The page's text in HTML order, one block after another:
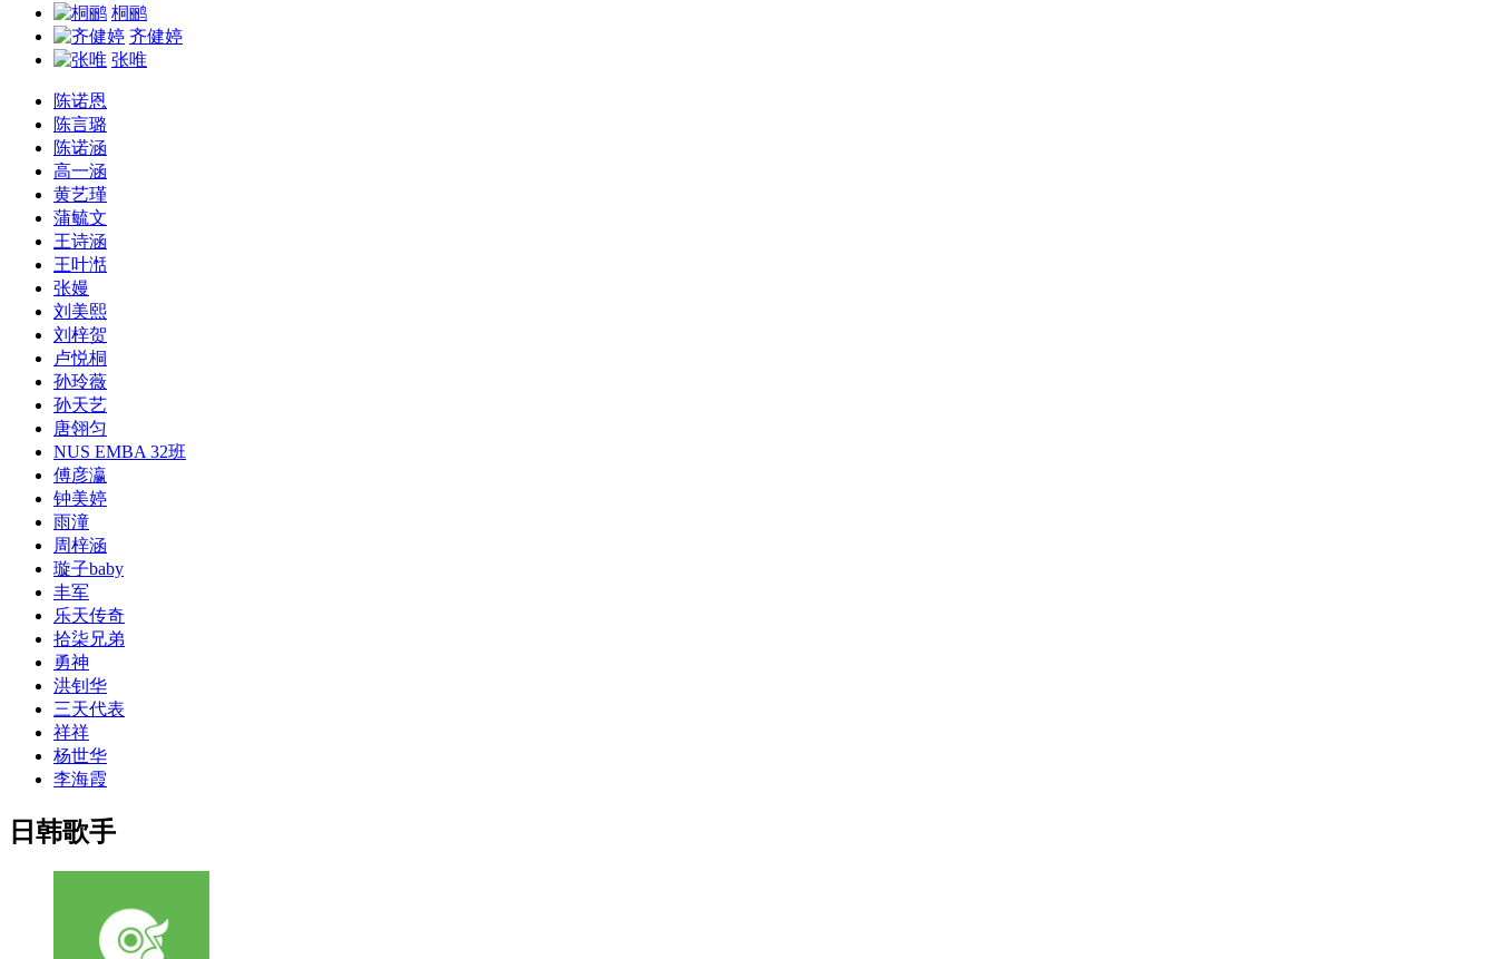
桐鹂
齐健婷
张唯
陈诺恩
陈言璐
陈诺涵
高一涵
黄艺瑾
蒲毓文
王诗涵
王叶湉
张嫚
刘美熙
刘梓贺
卢悦桐
孙玲薇
孙天艺
唐翎匀
NUS EMBA 32班
傅彦瀛
钟美婷
雨潼
周梓涵
璇子baby
丰军
乐天传奇
拾柒兄弟
勇神
洪钊华
三天代表
祥祥
杨世华
李海霞
日韩歌手